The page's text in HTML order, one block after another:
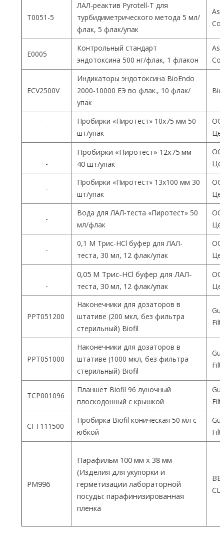
T0051-5
ЛАЛ-реактив Pyrotell-T для
турбидиметрического метода 5 мл/
флак, 5 флак/упак
E0005
Контрольный стандарт
эндотоксина 500 нг/флак, 1 флакон
ECV2500V
Индикаторы эндотоксина BioEndo
2000-10000 ЕЭ во флак., 10 флак/
упак
-
Пробирки «Пиротест» 10х75 мм 50
шт/упак
-
Пробирки «Пиротест» 12х75 мм
40 шт/упак
-
Пробирки «Пиротест» 13х100 мм 30
шт/упак
-
Вода для ЛАЛ-теста «Пиротест» 50
мл/флак
-
0,1 М Трис-HCl буфер для ЛАЛ-
теста, 30 мл, 12 флак/упак
-
0,05 М Трис-HCl буфер для ЛАЛ-
теста, 30 мл, 12 флак/упак
PPT051200
Наконечники для дозаторов в
штативе (200 мкл, без фильтра
стерильный) Biofil
PPT051000
Наконечники для дозаторов в
штативе (1000 мкл, без фильтра
стерильный) Biofil
TCP001096
Планшет Biofil 96 луночный
плоскодонный с крышкой
CFT111500
Пробирка Biofil коническая 50 мл с
юбкой
PM996
Парафильм 100 мм х 38 мм
(Изделия для укупорки и
герметизации лабораторной
посуды: парафинизированная
пленка